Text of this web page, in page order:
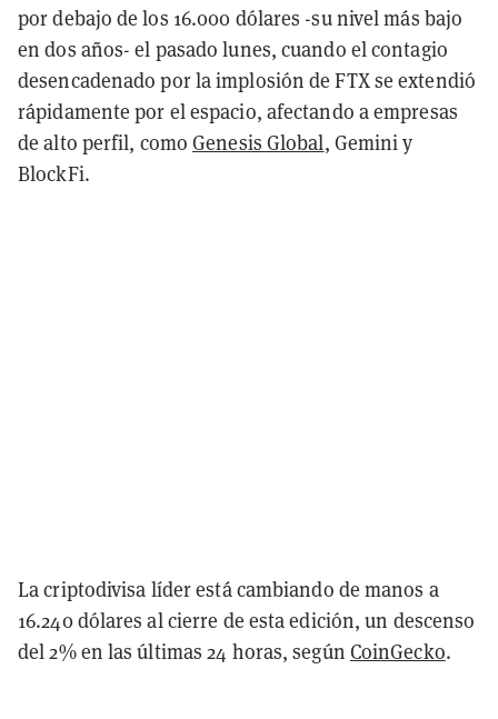
por debajo de los 16.000 dólares -su nivel más bajo
en dos años- el pasado lunes, cuando el contagio
desencadenado por la implosión de FTX se extendió
rápidamente por el espacio, afectando a empresas
de alto perfil, comoGenesis Global, Gemini y
BlockFi.
La criptodivisa líder está cambiando de manos a
16.240 dólares al cierre de esta edición, un descenso
del 2% en las últimas 24 horas, según CoinGecko.